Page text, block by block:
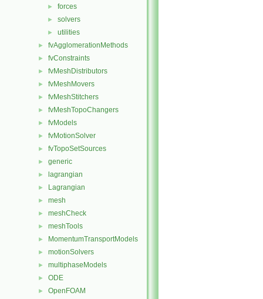
► forces
► solvers
► utilities
► fvAgglomerationMethods
► fvConstraints
► fvMeshDistributors
► fvMeshMovers
► fvMeshStitchers
► fvMeshTopoChangers
► fvModels
► fvMotionSolver
► fvTopoSetSources
► generic
► lagrangian
► Lagrangian
► mesh
► meshCheck
► meshTools
► MomentumTransportModels
► motionSolvers
► multiphaseModels
► ODE
► OpenFOAM